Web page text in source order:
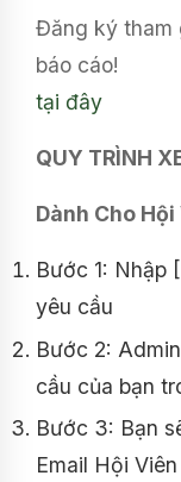
Đăng ký tham
báo cáo!
tại đây
QUY TRÌNH
Dành Cho Hội
Bước 1: Nhập
yêu cầu
Bước 2:
cầu của bạn
Bước 3: Bạn
Email Hội